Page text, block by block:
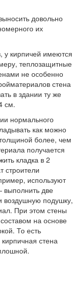
довольно
их
у кирпичей имеются
теплозащитные
не особенно
стена
в здании ту же
см.
нормального
как можно
более, чем
получается
кладка в 2
строители
используют
выполнить две
воздушную подушку,
При этом стены
на основе
То есть
стена